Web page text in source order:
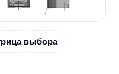
выбора